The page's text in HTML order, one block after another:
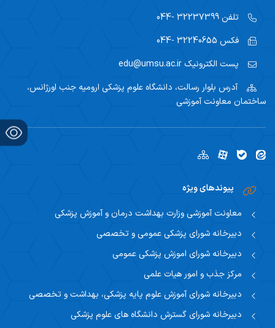
تلفن
فکس
پست الکترونیک
آدرس بلوار رسالت، دانشگاه علوم پزشکی ارومیه جنب اورژانس،
ساختمان معاونت آموزشی
پیوندهای ویژه
معاونت آموزشی وزارت بهداشت درمان و آموزش پزشکی
دبیرخانه شورای پزشکی عمومی و تخصصی
دبیرخانه شورای اموزش پزشکی عمومی
مرکز جذب و امور هیات علمی
دبیرخانه شورای آموزش علوم پایه پزشکی، بهداشت و تخصصی
دبیرخانه شورای گسترش دانشگاه های علوم پزشکی